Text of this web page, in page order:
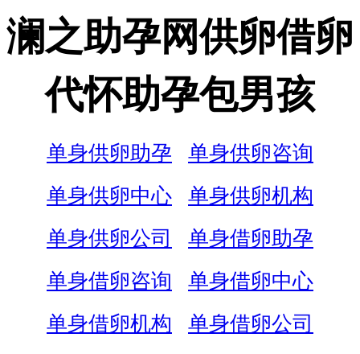
澜之助孕网供卵借卵
代怀助孕包男孩
单身供卵助孕
单身供卵咨询
单身供卵中心
单身供卵机构
单身供卵公司
单身借卵助孕
单身借卵咨询
单身借卵中心
单身借卵机构
单身借卵公司